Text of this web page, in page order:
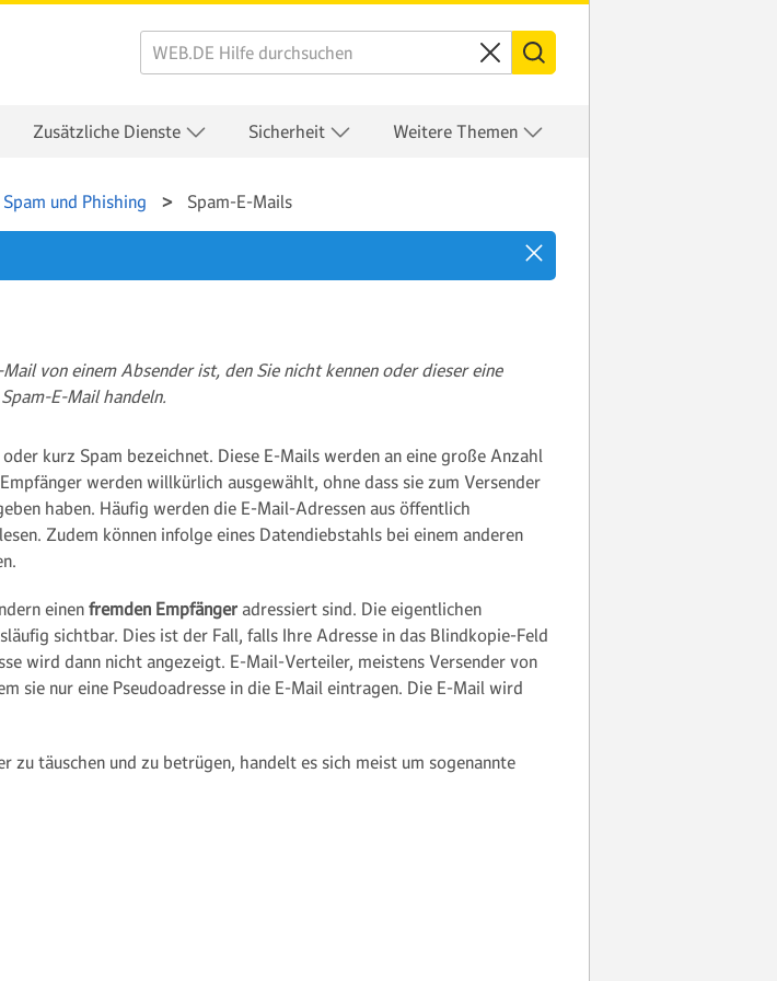
Zusätzliche Dienste Sicherheit Weitere Themen
und Phishing Spam-E-Mails
von einem Absender ist, den Sie nicht kennen oder dieser eine
E-Mail handeln.
oder kurz Spam bezeichnet. Diese E-Mails werden an eine große Anzahl
werden willkürlich ausgewählt, ohne dass sie zum Versender
haben. Häufig werden die E-Mail-Adressen aus öffentlich
Zudem können infolge eines Datendiebstahls bei einem anderen
einenfremden Empfänger adressiert sind. Die eigentlichen
sichtbar. Dies ist der Fall, falls Ihre Adresse in das Blindkopie-Feld
wird dann nicht angezeigt. E-Mail-Verteiler, meistens Versender von
sie nur eine Pseudoadresse in die E-Mail eintragen. Die E-Mail wird
täuschen und zu betrügen, handelt es sich meist um sogenannte